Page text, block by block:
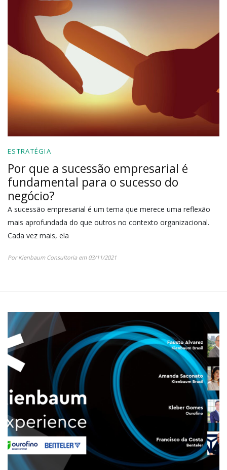
ESTRATÉGIA
Por que a sucessão empresarial é
fundamental para o sucesso do
negócio?
A sucessão empresarial é um tema que merece uma reflexão
mais aprofundada do que outros no contexto organizacional.
Cada vez mais, ela
Por Kienbaum Consultoria em 03/11/2021